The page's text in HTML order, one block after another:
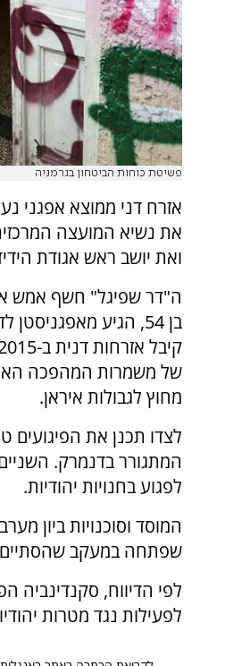
פשיטת כוחות הביטחון בגרמניה
אזרח דני ממוצא אפגני
את נשיא המועצה
ואת יושב ראש אגודת
ה"דר שפיגל" חשף אמש
בן 54, הגיע
של משמרות המהפכה
מחוץ לגבולות איראן.
המתגורר בדנמרק.
לפגוע בחנויות יהודיות.
המוסד וסוכנויות ביון
שפתחה במעקב שהסתיים
לפי הדיווח, סקנדינביה
לפעילות נגד מטרות